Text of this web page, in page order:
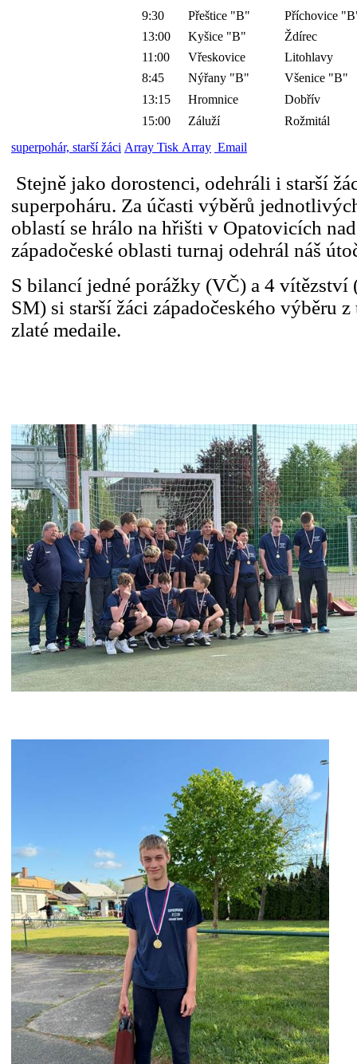
9:30 Přeštice "B"
Příchovice
13:00
Kyšice "B"
Ždírec
11:00
Vřeskovice
Litohlavy
8:45
Nýřany "B"
Všenice "B"
13:15
Hromnice
Dobřív
15:00
Záluží
Rožmitál
superpohár, starší žáci Array Tisk Array Email
Stejně jako dorostenci, odehráli i starší
superpoháru. Za účasti výběrů
oblastí se hrálo na hřišti v Opatovicích
západočeské oblasti turnaj odehrál náš
S bilancí jedné porážky (VČ) a 4 vítězství
SM) si starší žáci západočeského výběru
zlaté medaile.